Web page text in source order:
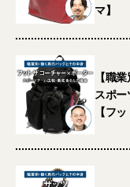
マ】
【職
スポ
【フ